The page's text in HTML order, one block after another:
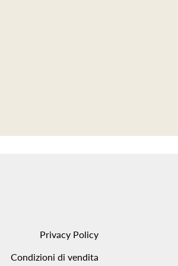
Privacy Policy
Condizioni di vendita